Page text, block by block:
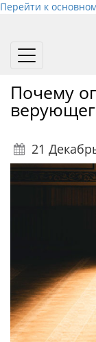
Перейти к
Toggle
Почему
21